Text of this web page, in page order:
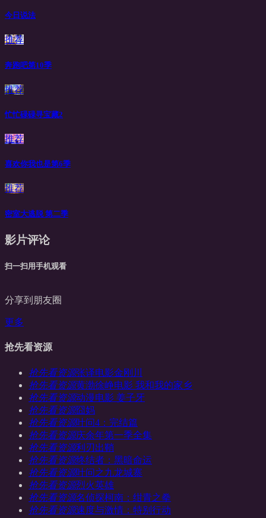
今日说法
推荐
奔跑吧第10季
推荐
忙忙碌碌寻宝藏2
推荐
喜欢你我也是第6季
推荐
密室大逃脱 第二季
影片评论
扫一扫用手机观看
分享到朋友圈
更多
抢先看资源
抢先看资源张译电影金刚川
抢先看资源黄渤徐峥电影 我和我的家乡
抢先看资源动漫电影 姜子牙
抢先看资源囧妈
抢先看资源叶问4：完结篇
抢先看资源庆余年第一季全集
抢先看资源利刃出鞘
抢先看资源终结者：黑暗命运
抢先看资源叶问之九龙城寨
抢先看资源烈火英雄
抢先看资源名侦探柯南：绀青之拳
抢先看资源速度与激情：特别行动